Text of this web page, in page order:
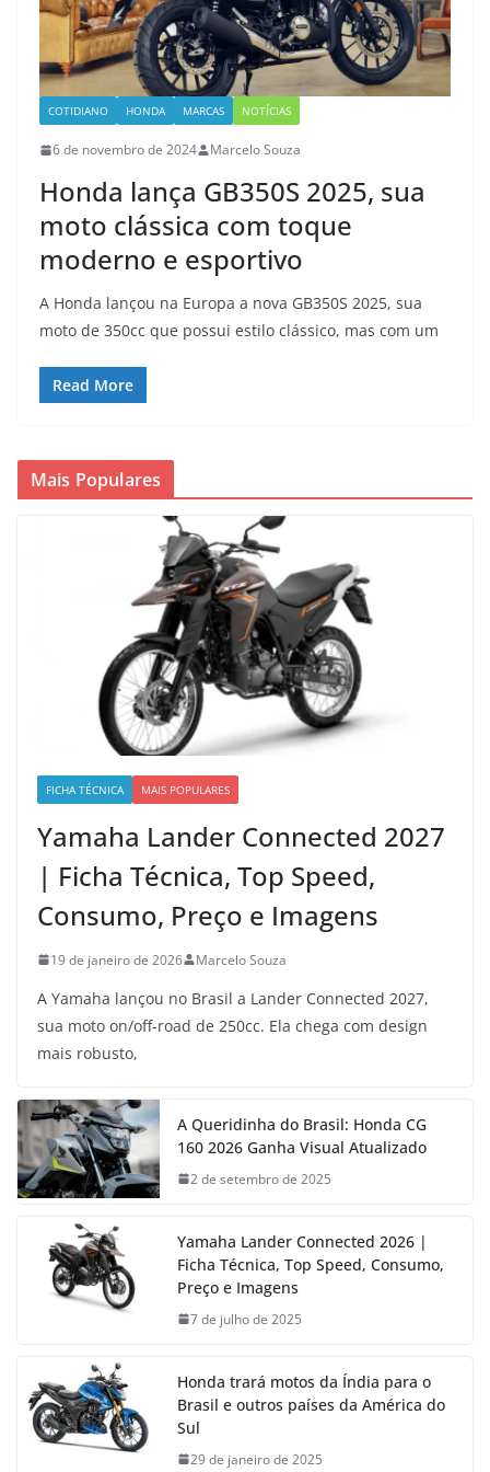
COTIDIANO HONDA MARCAS NOTÍCIAS
6 de novembro de 2024 Marcelo Souza
Honda lança GB350S 2025, sua
moto clássica com toque
moderno e esportivo
A Honda lançou na Europa a nova GB350S 2025, sua
moto de 350cc que possui estilo clássico, mas com um
Read More
Mais Populares
FICHA TÉCNICA MAIS POPULARES
Yamaha Lander Connected 2027
| Ficha Técnica, Top Speed,
Consumo, Preço e Imagens
19 de janeiro de 2026 Marcelo Souza
A Yamaha lançou no Brasil a Lander Connected 2027,
sua moto on/off-road de 250cc. Ela chega com design
mais robusto,
A Queridinha do Brasil: Honda CG
160 2026 Ganha Visual Atualizado
2 de setembro de 2025
Yamaha Lander Connected 2026 |
Ficha Técnica, Top Speed, Consumo,
Preço e Imagens
7 de julho de 2025
Honda trará motos da Índia para o
Brasil e outros países da América do
Sul
29 de janeiro de 2025